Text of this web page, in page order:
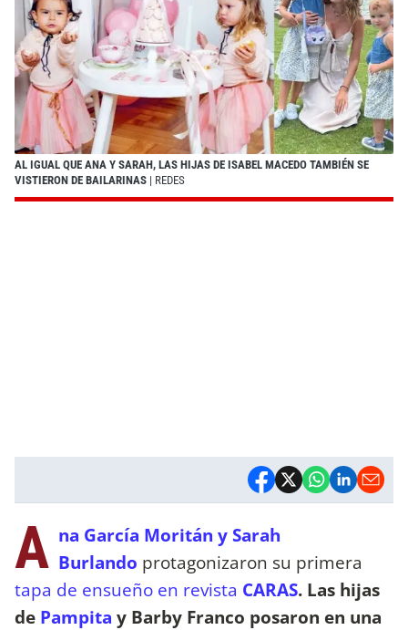
AL IGUAL QUE ANA Y SARAH, LAS HIJAS DE ISABEL MACEDO TAMBIÉN SE
VISTIERON DE BAILARINAS | REDES
A na García Moritán y Sarah
Burlando protagonizaron su primera
tapa de ensueño en revista CARAS. Las hijas
de Pampita y Barby Franco posaron en una